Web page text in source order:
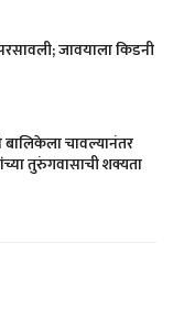
जावयाला किडनी
बालिकेला चावल्यानंतर
तुरुंगवासाची शक्यता